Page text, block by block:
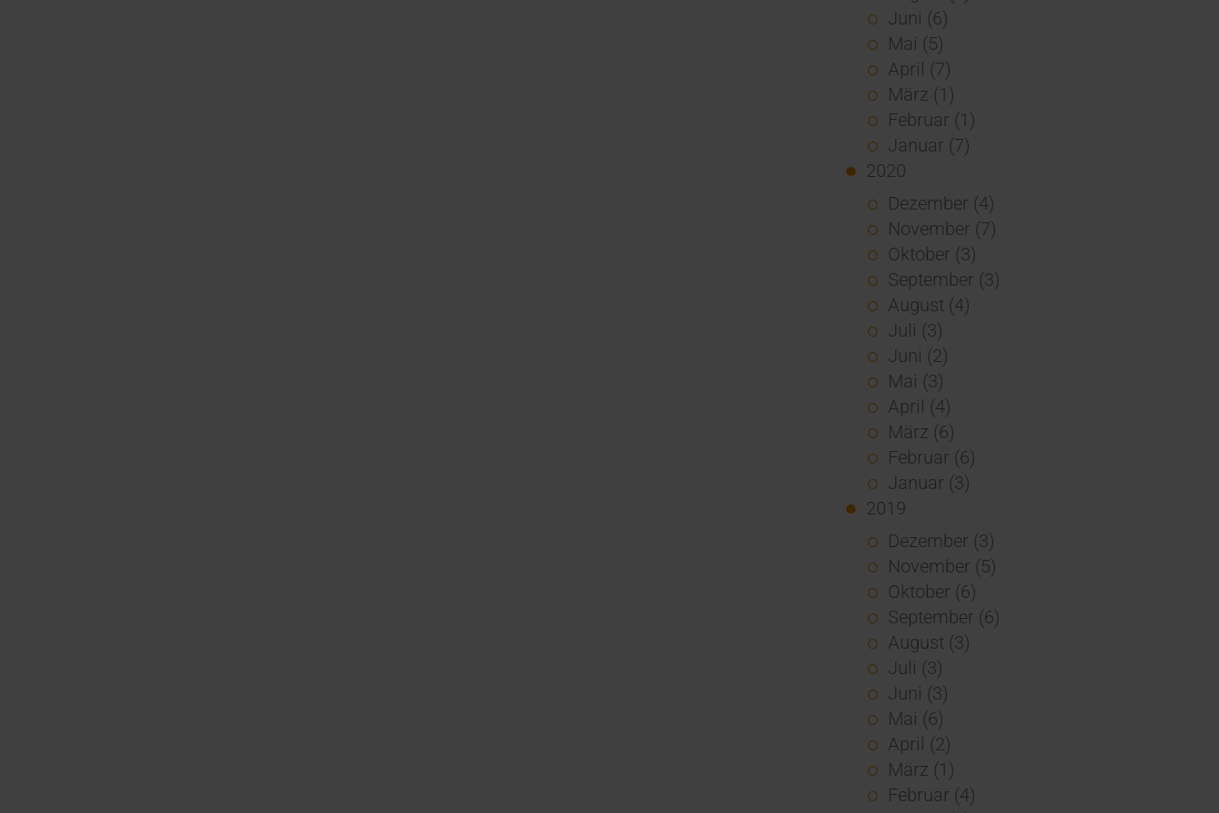
Juni (6)
Mai (5)
April (7)
März (1)
Februar (1)
Januar (7)
2020
Dezember (4)
November (7)
Oktober (3)
September (3)
August (4)
Juli (3)
Juni (2)
Mai (3)
April (4)
März (6)
Februar (6)
Januar (3)
2019
Dezember (3)
November (5)
Oktober (6)
September (6)
August (3)
Juli (3)
Juni (3)
Mai (6)
April (2)
März (1)
Februar (4)